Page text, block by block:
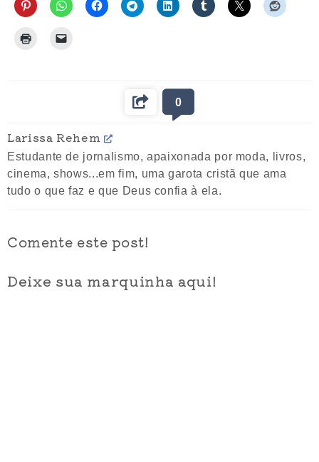
0
Larissa Rehem
Estudante de jornalismo, apaixonada por moda, livros,
cinema, shows...em fim, uma garota cristã que ama
tudo o que faz e que Deus confia à ela.
Comente este post!
Deixe sua marquinha aqui!